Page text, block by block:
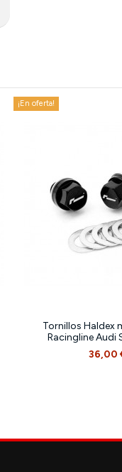
¡En oferta!
Tornillos Haldex
Racingline Audi
36,00